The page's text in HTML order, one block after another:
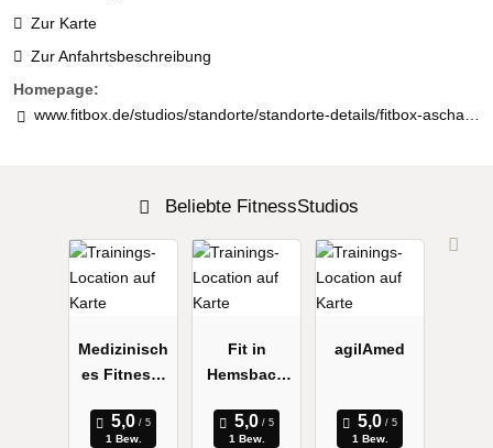
Zur Karte
Zur Anfahrtsbeschreibung
Homepage:
www.fitbox.de/studios/standorte/standorte-details/fitbox-aschaffenburg-mitte/2f069986464927d81eb471fb981cdb45/
Beliebte FitnessStudios
Medizinisch
es Fitness-
Roland
1 Bew.
Fit in
Hemsbach
1 Bew.
agilAmed
1 Bew.